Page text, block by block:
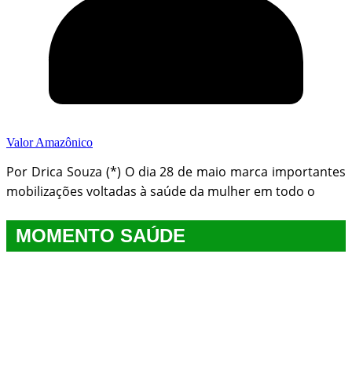
Valor Amazônico
Por Drica Souza (*) O dia 28 de maio marca importantes
mobilizações voltadas à saúde da mulher em todo o
MOMENTO SAÚDE